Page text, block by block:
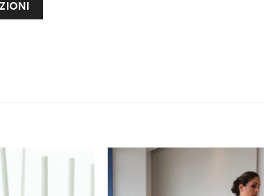
AGGIUNGI